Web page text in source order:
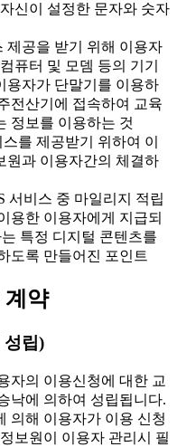
신이 설정한 문자와 숫자
공을 받기 위해 이용자
퓨터 및 모뎀 등의 기기
자가 단말기를 이용하
전산기에 접속하여 교육
정보를 이용하는 것
를 제공받기 위하여 이
원과 이용자간의 체결하
서비스 중 마일리지 적립
용한 이용자에게 지급되
특정 디지털 콘텐츠를
도록 만들어진 포인트
계약
성립)
자의 이용신청에 대한 교
낙에 의하여 성립됩니다.
의해 이용자가 이용 신청
보원이 이용자 관리시 필